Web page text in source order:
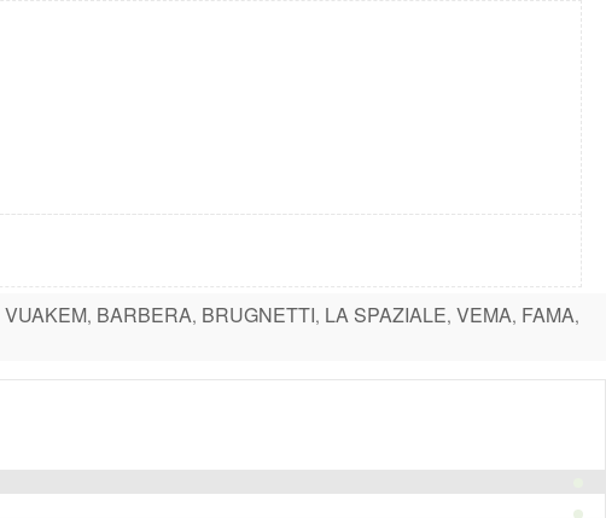
VUAKEM, BARBERA, BRUGNETTI, LA SPAZIALE, VEMA, FAMA,